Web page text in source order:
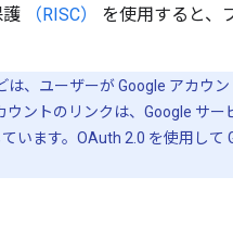
護
（RISC）
を使用すると、
、ユーザーが Google アカウ
ントのリンクは、Google サ
います。OAuth 2.0 を使用して